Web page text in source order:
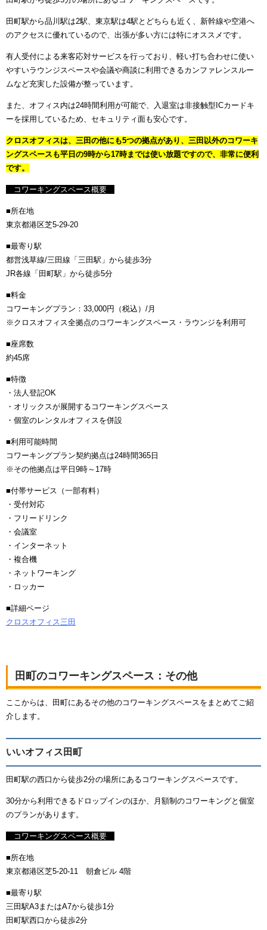
田町駅から品川駅は2駅、東京駅は4駅とどちらも近く、新幹線や空港へ
のアクセスに優れているので、出張が多い方には特にオススメです。
有人受付による来客応対サービスを行っており、軽い打ち合わせに使い
やすいラウンジスペースや会議や商談に利用できるカンファレンスルー
ムなど充実した設備が整っています。
また、オフィス内は24時間利用が可能で、入退室は非接触型ICカードキ
ーを採用しているため、セキュリティ面も安心です。
クロスオフィスは、三田の他にも5つの拠点があり、三田以外のコワーキ
ングスペースも平日の9時から17時までは使い放題ですので、非常に便利
です。
コワーキングスペース概要
■所在地
東京都港区芝5-29-20
■最寄り駅
都営浅草線/三田線「三田駅」から徒歩3分
JR各線「田町駅」から徒歩5分
■料金
コワーキングプラン：33,000円（税込）/月
※クロスオフィス全拠点のコワーキングスペース・ラウンジを利用可
■座席数
約45席
■特徴
・法人登記OK
・オリックスが展開するコワーキングスペース
・個室のレンタルオフィスを併設
■利用可能時間
コワーキングプラン契約拠点は24時間365日
※その他拠点は平日9時～17時
■付帯サービス（一部有料）
・受付対応
・フリードリンク
・会議室
・インターネット
・複合機
・ネットワーキング
・ロッカー
■詳細ページ
クロスオフィス三田
田町のコワーキングスペース：その他
ここからは、田町にあるその他のコワーキングスペースをまとめてご紹
介します。
いいオフィス田町
田町駅の西口から徒歩2分の場所にあるコワーキングスペースです。
30分から利用できるドロップインのほか、月額制のコワーキングと個室
のプランがあります。
コワーキングスペース概要
■所在地
東京都港区芝5-20-11 朝倉ビル 4階
■最寄り駅
三田駅A3またはA7から徒歩1分
田町駅西口から徒歩2分